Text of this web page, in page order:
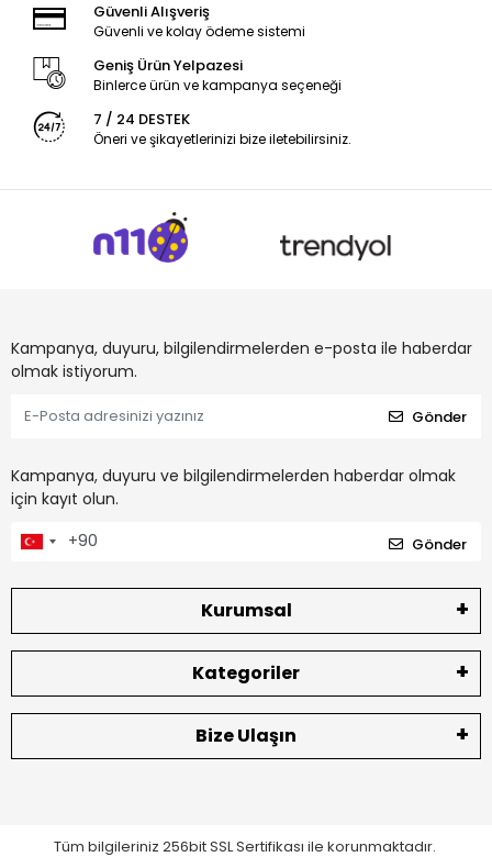
Güvenli Alışveriş
Güvenli ve kolay ödeme sistemi
Geniş Ürün Yelpazesi
Binlerce ürün ve kampanya seçeneği
7 / 24 DESTEK
Öneri ve şikayetlerinizi bize iletebilirsiniz.
Kampanya, duyuru, bilgilendirmelerden e-posta ile haberdar
olmak istiyorum.
Gönder
Kampanya, duyuru ve bilgilendirmelerden haberdar olmak
için kayıt olun.
Gönder
Kurumsal
Kategoriler
Bize Ulaşın
Tüm bilgileriniz 256bit SSL Sertifikası ile korunmaktadır.